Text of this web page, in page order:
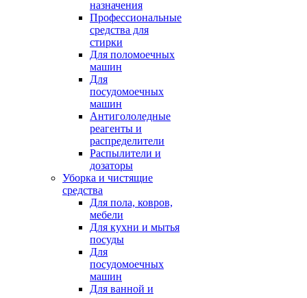
назначения
Профессиональные
средства для
стирки
Для поломоечных
машин
Для
посудомоечных
машин
Антигололедные
реагенты и
распределители
Распылители и
дозаторы
Уборка и чистящие
средства
Для пола, ковров,
мебели
Для кухни и мытья
посуды
Для
посудомоечных
машин
Для ванной и